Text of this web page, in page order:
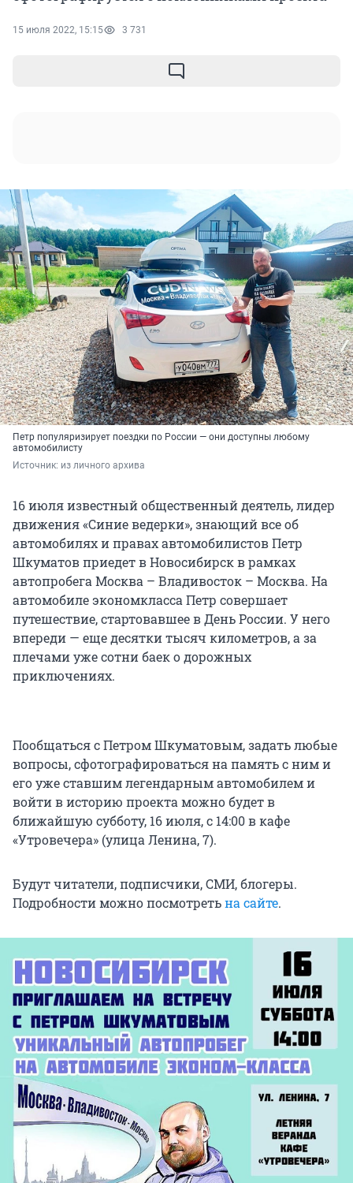
15 июля 2022, 15:15 3 731
Петр популяризирует поездки по России — они доступны любому
автомобилисту
Источник: из личного архива
16 июля известный общественный деятель, лидер
движения «Синие ведерки», знающий все об
автомобилях и правах автомобилистов Петр
Шкуматов приедет в Новосибирск в рамках
автопробега Москва – Владивосток – Москва. На
автомобиле экономкласса Петр совершает
путешествие, стартовавшее в День России. У него
впереди — еще десятки тысяч километров, а за
плечами уже сотни баек о дорожных
приключениях.
Пообщаться с Петром Шкуматовым, задать любые
вопросы, сфотографироваться на память с ним и
его уже ставшим легендарным автомобилем и
войти в историю проекта можно будет в
ближайшую субботу, 16 июля, с 14:00 в кафе
«Утровечера» (улица Ленина, 7).
Будут читатели, подписчики, СМИ, блогеры.
Подробности можно посмотретьна сайте.